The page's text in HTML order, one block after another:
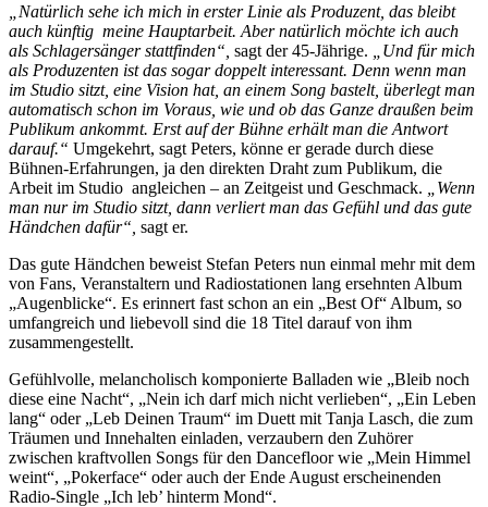
„Natürlich sehe ich mich in erster Linie als Produzent, das bleibt
auch künftig meine Hauptarbeit. Aber natürlich möchte ich auch
als Schlagersänger stattfinden“, sagt der 45-Jährige.
„Und für mich
als Produzenten ist das sogar doppelt interessant. Denn wenn man
im Studio sitzt, eine Vision hat, an einem Song bastelt, überlegt man
automatisch schon im Voraus, wie und ob das Ganze draußen beim
Publikum ankommt. Erst auf der Bühne erhält man die Antwort
darauf.“ Umgekehrt, sagt Peters, könne er gerade durch diese
Bühnen-Erfahrungen, ja den direkten Draht zum Publikum, die
Arbeit im Studio angleichen – an Zeitgeist und Geschmack.
„Wenn
man nur im Studio sitzt, dann verliert man das Gefühl und das gute
Händchen dafür“, sagt er.
Das gute Händchen beweist Stefan Peters nun einmal mehr mit dem
von Fans, Veranstaltern und Radiostationen lang ersehnten Album
„Augenblicke“. Es erinnert fast schon an ein „Best Of“ Album, so
umfangreich und liebevoll sind die 18 Titel darauf von ihm
zusammengestellt.
Gefühlvolle, melancholisch komponierte Balladen wie „Bleib noch
diese eine Nacht“, „Nein ich darf mich nicht verlieben“, „Ein Leben
lang“ oder „Leb Deinen Traum“ im Duett mit Tanja Lasch, die zum
Träumen und Innehalten einladen, verzaubern den Zuhörer
zwischen kraftvollen Songs für den Dancefloor wie „Mein Himmel
weint“, „Pokerface“ oder auch der Ende August erscheinenden
Radio-Single „Ich leb’ hinterm Mond“.